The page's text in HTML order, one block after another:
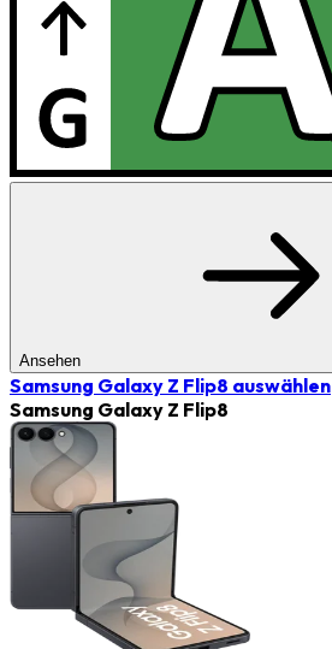
Ansehen
Samsung Galaxy Z Flip8 auswählen
Samsung Galaxy Z Flip8